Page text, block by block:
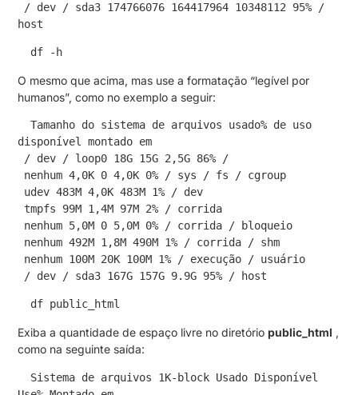
host
df -h
O mesmo que acima, mas use a formatação “legível por
humanos”, como no exemplo a seguir:
Tamanho do sistema de arquivos usado% de uso
disponível montado em
/ dev / loop0 18G 15G 2,5G 86% /
nenhum 4,0K 0 4,0K 0% / sys / fs / cgroup
udev 483M 4,0K 483M 1% / dev
tmpfs 99M 1,4M 97M 2% / corrida
nenhum 5,0M 0 5,0M 0% / corrida / bloqueio
nenhum 492M 1,8M 490M 1% / corrida / shm
nenhum 100M 20K 100M 1% / execução / usuário
/ dev / sda3 167G 157G 9.9G 95% / host
df public_html
Exiba a quantidade de espaço livre no diretóriopublic_html ,
como na seguinte saída:
Sistema de arquivos 1K-block Usado Disponível